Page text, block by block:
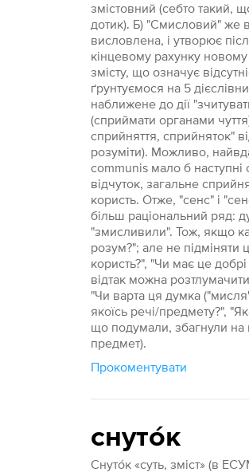
змістовний (себто такий,
дотик). Б) "Смисловий" же
висловлена, і утворює
кінцевому рахунку
змісту, що означує
ґрунтуємося на 5
наближене до дії
(сприймати органами
сприйняття, сприйняток"
розуміти). Можливо,
communis мало б наступні
відчуток, загальне
користь. Отже, "сенс" і
більш раціональний ряд:
"змисливили". Тож, якщо
розум?"; але не
користь?", "Чи має це
відтак можна
"Чи варта ця думка
якоїсь речі/предмету?",
що подумали, збагнули на
предмет).
Прокоментувати
снуто́к
Снуто́к «суть, зміст» (в